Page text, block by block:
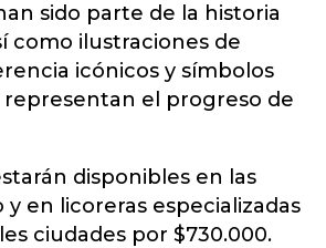
sido parte de la historia
como ilustraciones de
icónicos y símbolos
el progreso de
disponibles en las
en licoreras especializadas
ciudades por $730.000.